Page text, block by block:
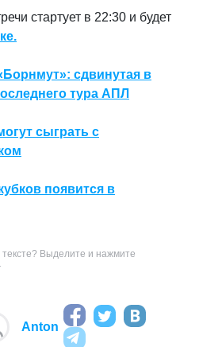
стартует в 22:30 и будет
сдвинутая в
тура АПЛ
сыграть с
появится в
Выделите и нажмите
Anton